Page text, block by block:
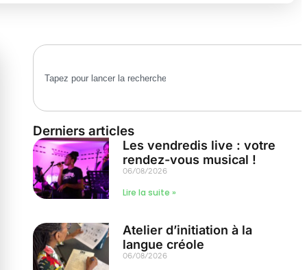
Derniers articles
Les vendredis live : votre
rendez-vous musical !
06/08/2026
Lire la suite »
Atelier d’initiation à la
langue créole
06/08/2026